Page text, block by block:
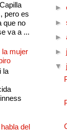
pero es
que no
va a ...
mujer
la
del
►
►
►
►
▼